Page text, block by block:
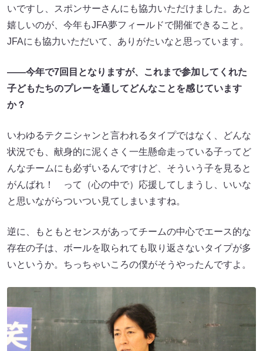
いですし、スポンサーさんにも協力いただけました。あと
嬉しいのが、今年もJFA夢フィールドで開催できること。
JFAにも協力いただいて、ありがたいなと思っています。
――今年で7回目となりますが、これまで参加してくれた
子どもたちのプレーを通してどんなことを感じています
か？
いわゆるテクニシャンと言われるタイプではなく、どんな
状況でも、献身的に泥くさく一生懸命走っている子ってど
んなチームにも必ずいるんですけど、そういう子を見ると
がんばれ！ って（心の中で）応援してしまうし、いいな
と思いながらついつい見てしまいますね。
逆に、もともとセンスがあってチームの中心でエース的な
存在の子は、ボールを取られても取り返さないタイプが多
いというか。ちっちゃいころの僕がそうやったんですよ。